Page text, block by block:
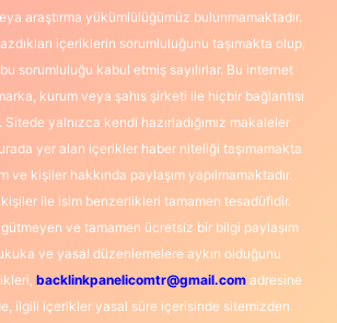
araştırma yükümlülüğümüz bulunmamaktadır.
içeriklerin sorumluluğunu taşımakta olup,
sorumluluğu kabul etmiş sayılırlar. Bu internet
kurum veya şahıs şirketi ile hiçbir bağlantısı
Sitede yalnızca kendi hazırladığımız makaleler
yer alan içerikler haber niteliği taşımamakta
ve kişiler hakkında paylaşım yapılmamaktadır.
ile isim benzerlikleri tamamen tesadüfidir.
ve tamamen ücretsiz bir bilgi paylaşım
ve yasal düzenlemelere aykırı olduğunu
backlinkpanelicomtr@gmail.comadresine
ilgili içerikler yasal süre içerisinde sitemizden